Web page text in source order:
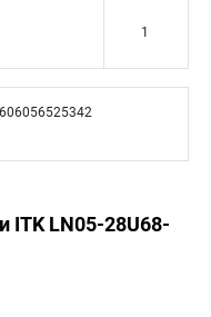
1
ITK LN05-28U68-